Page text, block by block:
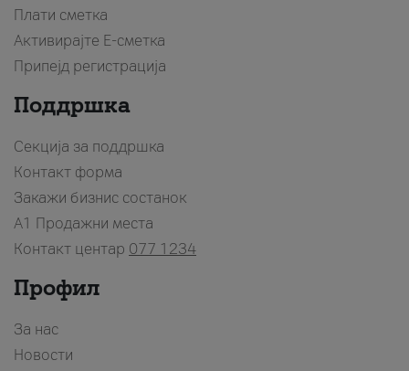
Плати сметка
Активирајте Е-сметка
Припејд регистрација
Поддршка
Секција за поддршка
Контакт форма
Закажи бизнис состанок
A1 Продажни места
Контакт центар 077 1234
Профил
За нас
Новости